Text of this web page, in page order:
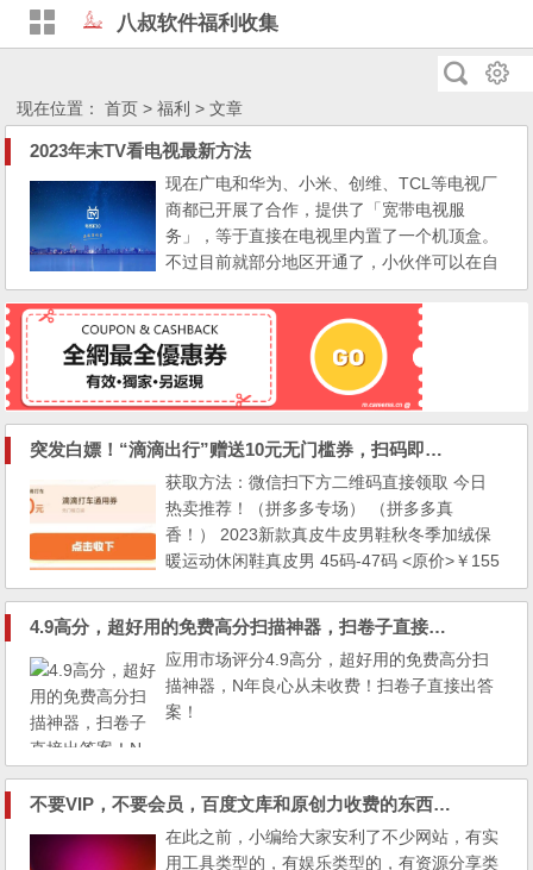
八叔软件福利收集
现在位置：首页 > 福利 > 文章
2023年末TV看电视最新方法
现在广电和华为、小米、创维、TCL等电视厂
商都已开展了合作，提供了「宽带电视服
务」，等于直接在电视里内置了一个机顶盒。
不过目前就部分地区开通了，小伙伴可以在自
家电视里找找看有没有这个入口。
突发白嫖！“滴滴出行”赠送10元无门槛券，扫码即得，人人可领！
获取方法：微信扫下方二维码直接领取 今日
热卖推荐！（拼多多专场） （拼多多真
香！） 2023新款真皮牛皮男鞋秋冬季加绒保
暖运动休闲鞋真皮男 45码-47码 <原价>￥155
<惊喜价>券后151元,预计返￥ 24.84元, 扫码
购买 李时珍膝盖部位型冷敷凝胶喷剂膝盖疼
痛关节疼痛肿胀痛风护膝正品 <原价>￥26.32
<惊喜价>券后23.32元,预计返￥ 2.2元, 扫码
购买 冬季帽子护耳防风新款户...
4.9高分，超好用的免费高分扫描神器，扫卷子直接出答案！N年良心从未收费
应用市场评分4.9高分，超好用的免费高分扫
描神器，N年良心从未收费！扫卷子直接出答
案！
不要VIP，不要会员，百度文库和原创力收费的东西全部免费使用！
在此之前，小编给大家安利了不少网站，有实
用工具类型的，有娱乐类型的，有资源分享类